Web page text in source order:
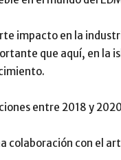
impacto en la
que aquí, en la
entre 2018 y
colaboración con el